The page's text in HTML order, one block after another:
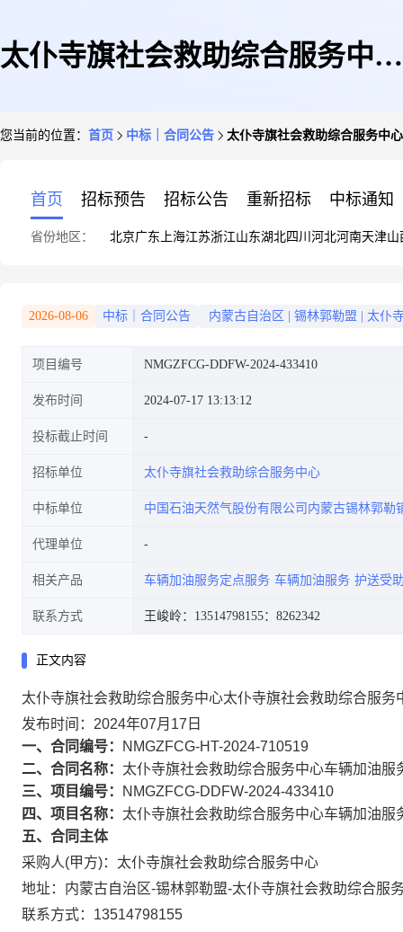
太仆寺旗社会救助综合服务中心
政府采购合同公告
您当前的位置： 首页 中标｜合同公告 太仆寺旗社会救助综合服务中
首页 招标预告 招标公告 重新招标 中标通知
省份地区： 北京广东 上海江苏浙江山东湖北四川 河北河南天津山
2026-08-06 中标｜合同公告 内蒙古自治区 锡林郭勒盟 太仆
项目编号 NMGZFCG-DDFW-2024-433410
发布时间 2024-07-17 13:13:12
投标截止时间
招标单位 太仆寺旗社会救助综合服务中心
中标单位 中国石油天然气股份有限公司内蒙古锡林郭勒
代理单位
相关产品 车辆加油服务定点服务 车辆加油服务 护送受
联系方式 王峻岭：13514798155：8262342
正文内容
太仆寺旗社会救助综合服务中心太仆寺旗社会救助综合服
发布时间：2024年07月17日
一、合同编号：
NMGZFCG-HT-2024-710519
二、合同名称： 太仆寺旗社会救助综合服务中心车辆加油服
三、项目编号：
NMGZFCG-DDFW-2024-433410
四、项目名称： 太仆寺旗社会救助综合服务中心车辆加油服
五、合同主体
采购人(甲方)：太仆寺旗社会救助综合服务中心
地址：内蒙古自治区-锡林郭勒盟-太仆寺旗社会救助综合服
联系方式：13514798155